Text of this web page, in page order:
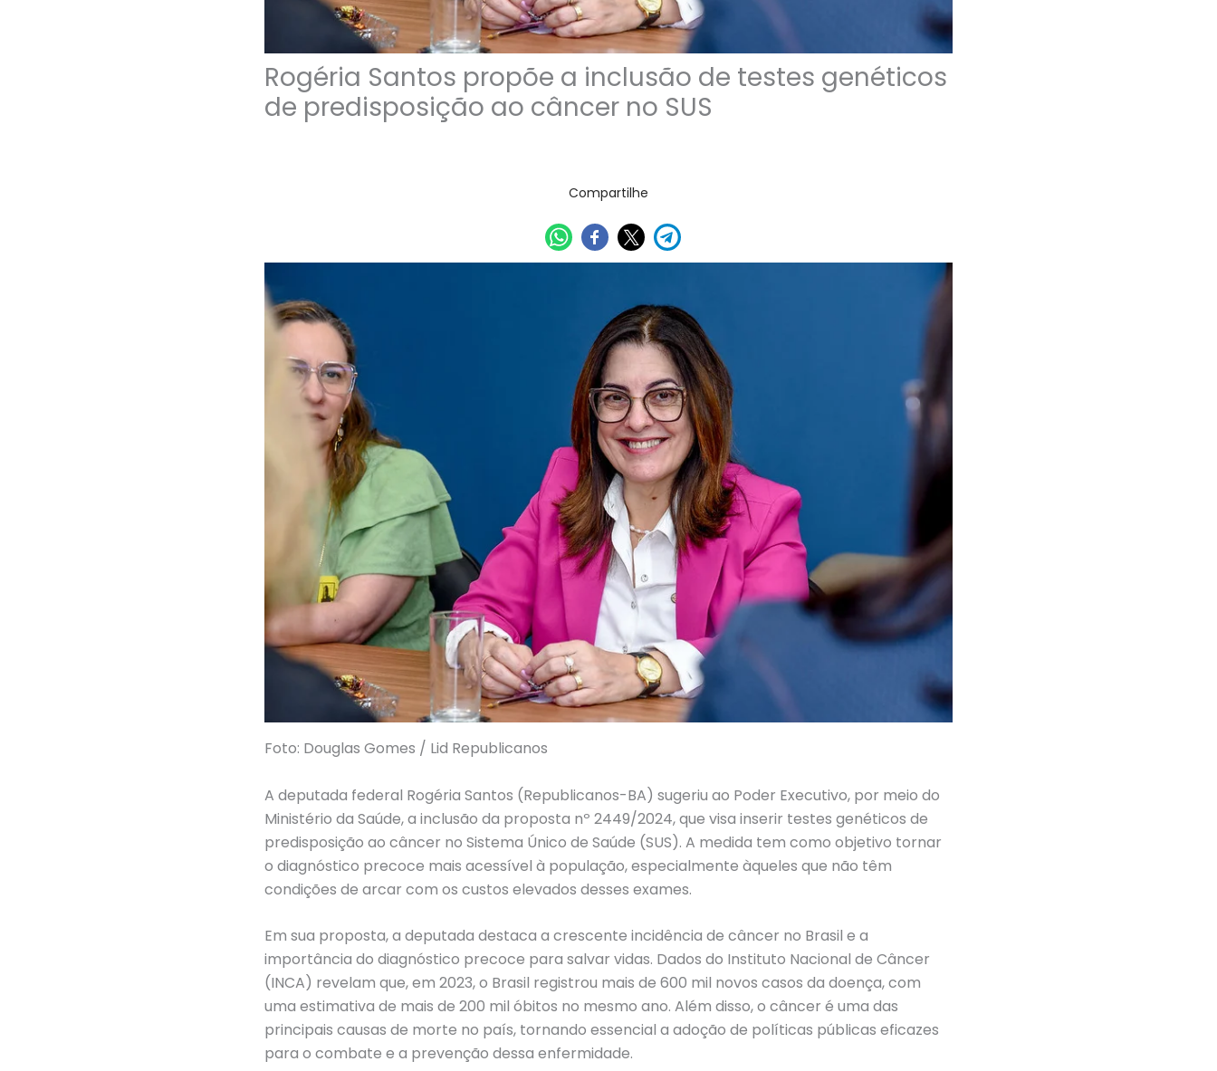
Rogéria Santos propõe a inclusão de testes genéticos
de predisposição ao câncer no SUS
Compartilhe
Foto: Douglas Gomes / Lid Republicanos
A deputada federal Rogéria Santos (Republicanos-BA) sugeriu ao Poder Executivo, por meio do
Ministério da Saúde, a inclusão da proposta nº 2449/2024, que visa inserir testes genéticos de
predisposição ao câncer no Sistema Único de Saúde (SUS). A medida tem como objetivo tornar
o diagnóstico precoce mais acessível à população, especialmente àqueles que não têm
condições de arcar com os custos elevados desses exames.
Em sua proposta, a deputada destaca a crescente incidência de câncer no Brasil e a
importância do diagnóstico precoce para salvar vidas. Dados do Instituto Nacional de Câncer
(INCA) revelam que, em 2023, o Brasil registrou mais de 600 mil novos casos da doença, com
uma estimativa de mais de 200 mil óbitos no mesmo ano. Além disso, o câncer é uma das
principais causas de morte no país, tornando essencial a adoção de políticas públicas eficazes
para o combate e a prevenção dessa enfermidade.